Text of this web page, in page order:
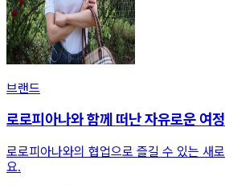
브랜드
로로피아나와 함께 떠난 자유로운 여정
로로피아나와의 협업으로 즐길 수 있는 새
요.